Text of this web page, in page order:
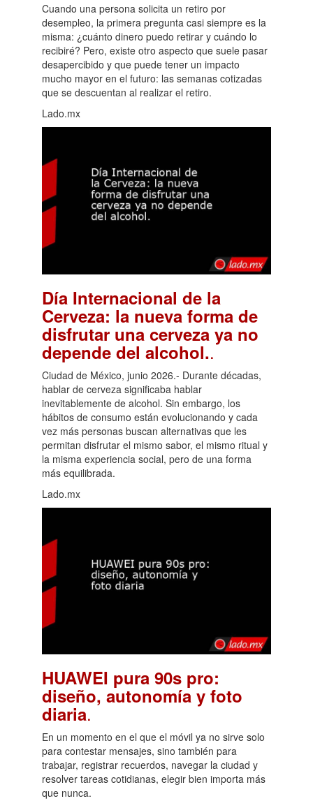
Cuando una persona solicita un retiro por
desempleo, la primera pregunta casi siempre es la
misma: ¿cuánto dinero puedo retirar y cuándo lo
recibiré? Pero, existe otro aspecto que suele pasar
desapercibido y que puede tener un impacto
mucho mayor en el futuro: las semanas cotizadas
que se descuentan al realizar el retiro.
Lado.mx
Día Internacional de la
Cerveza: la nueva forma de
disfrutar una cerveza ya no
depende del alcohol..
Ciudad de México, junio 2026.- Durante décadas,
hablar de cerveza significaba hablar
inevitablemente de alcohol. Sin embargo, los
hábitos de consumo están evolucionando y cada
vez más personas buscan alternativas que les
permitan disfrutar el mismo sabor, el mismo ritual y
la misma experiencia social, pero de una forma
más equilibrada.
Lado.mx
HUAWEI pura 90s pro:
diseño, autonomía y foto
diaria.
En un momento en el que el móvil ya no sirve solo
para contestar mensajes, sino también para
trabajar, registrar recuerdos, navegar la ciudad y
resolver tareas cotidianas, elegir bien importa más
que nunca.